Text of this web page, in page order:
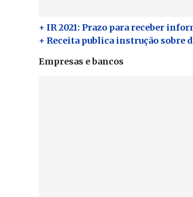
+ IR 2021: Prazo para receber
+ Receita publica instrução sobre
Empresas e bancos